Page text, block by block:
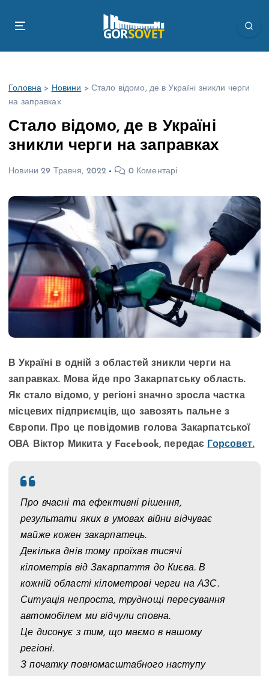
Головна > Новини > Стало відомо, де в Україні зникли черги
на заправках
Стало відомо, де в Україні
зникли черги на заправках
Новини 29 Травня, 2022 0 Коментарі
В Україні в одній з областей зникли черги на
заправках. Мова йде про Закарпатську область.
Як стало відомо, у регіоні значно зросла частка
місцевих підприємців, що завозять пальне з
Європи. Про це повідомив голова Закарпатської
ОВА Віктор Микита у Facebook, передає
Горсовет.
Про вчасні та ефективні рішення,
результати яких в умовах війни відчуває
майже кожен закарпатець.
Декілька днів тому проїхав тисячі
кілометрів від Закарпаття до Києва. В
кожній області кілометрові черги на АЗС.
Ситуація непроста, труднощі пересування
автомобілем ми відчули сповна.
Це дисонує з тим, що маємо в нашому
регіоні.
З початку повномасштабного наступу